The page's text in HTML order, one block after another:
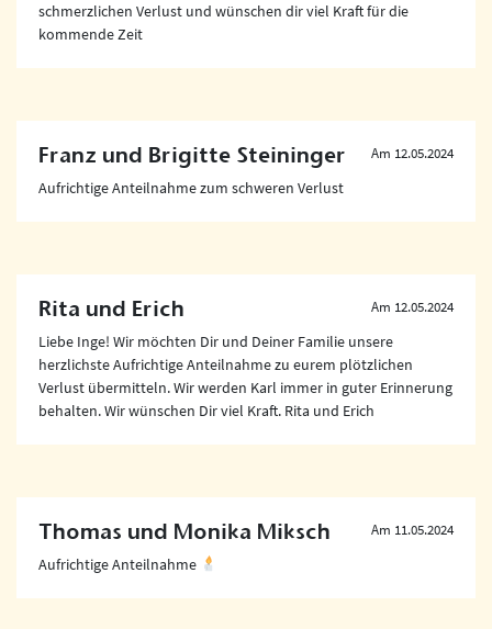
schmerzlichen Verlust und wünschen dir viel Kraft für die
kommende Zeit
Am 12.05.2024
Franz und Brigitte Steininger
Aufrichtige Anteilnahme zum schweren Verlust
Am 12.05.2024
Rita und Erich
Liebe Inge! Wir möchten Dir und Deiner Familie unsere
herzlichste Aufrichtige Anteilnahme zu eurem plötzlichen
Verlust übermitteln. Wir werden Karl immer in guter Erinnerung
behalten. Wir wünschen Dir viel Kraft. Rita und Erich
Am 11.05.2024
Thomas und Monika Miksch
Aufrichtige Anteilnahme